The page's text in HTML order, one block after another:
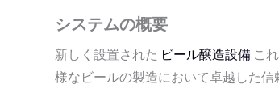
システムの概要
新しく設置された ビール醸造設備 こ
様なビールの製造において卓越した信